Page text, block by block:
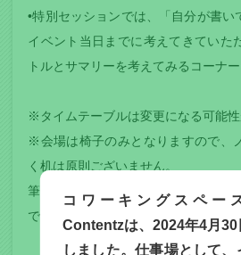
•特別セッションでは、「自分が書い
イベント当日までに考えてきていた
トルとサマリーを考えてみるコーナ
※タイムテーブルは変更になる可能性
※会場は椅子のみとなりますので、
く机は原則ございません。
筆記用具、バインダー類を持参いた
です。
コワーキングスペー
Contentzは、2024年4月30
しました。仕事場として、